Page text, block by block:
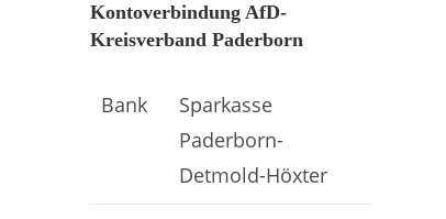
Kontoverbindung AfD-
Kreisverband Paderborn
Bank
Sparkasse
Paderborn-
Detmold-Höxter